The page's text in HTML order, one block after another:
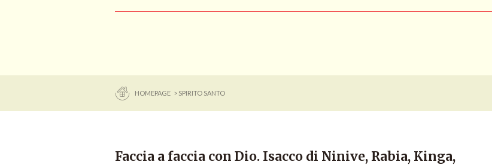
HOMEPAGE > SPIRITO SANTO
Faccia a faccia con Dio. Isacco di Ninive, Rabia, Kinga,